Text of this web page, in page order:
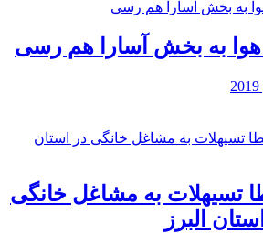
هوا به بخش آسارا هم رسی
تسیهلات به مشاغل خانگی
البرز